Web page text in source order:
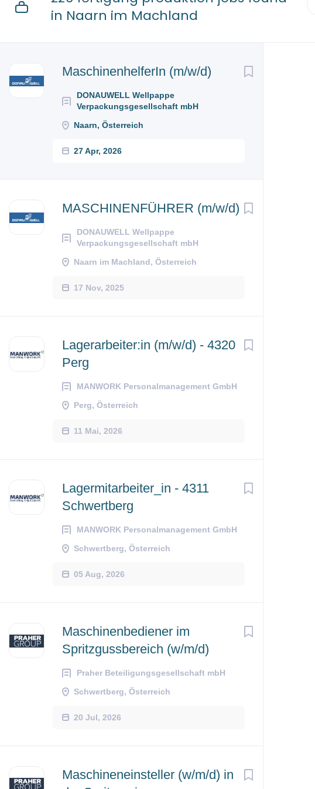
in Naarn im Machland
MaschinenhelferIn (m/w/d)
DONAUWELL Wellpappe
Verpackungsgesellschaft mbH
Naarn, Österreich
27 Apr, 2026
MASCHINENFÜHRER (m/w/d)
DONAUWELL Wellpappe
Verpackungsgesellschaft mbH
Naarn im Machland, Österreich
17 Nov, 2025
Lagerarbeiter:in (m/w/d) - 4320
Perg
MANWORK Personalmanagement GmbH
Perg, Österreich
11 Mai, 2026
Lagermitarbeiter_in - 4311
Schwertberg
MANWORK Personalmanagement GmbH
Schwertberg, Österreich
05 Aug, 2026
Maschinenbediener im
Spritzgussbereich (w/m/d)
Praher Beteiligungsgesellschaft mbH
Schwertberg, Österreich
20 Jul, 2026
Maschineneinsteller (w/m/d) in